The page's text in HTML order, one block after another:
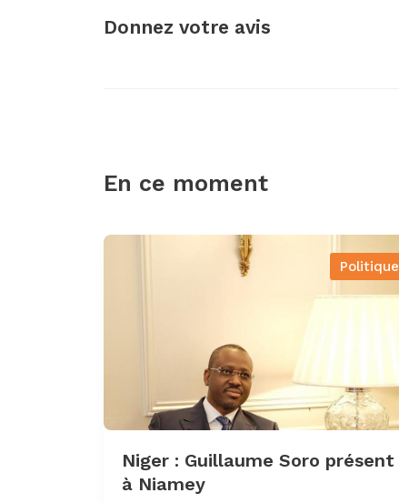
Donnez votre avis
En ce moment
Politique
Niger : Guillaume Soro présent
à Niamey